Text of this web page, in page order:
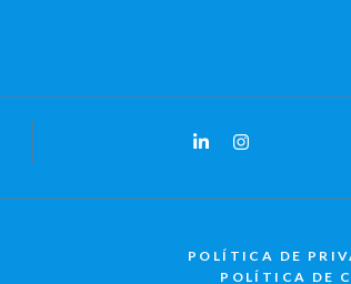
POLÍTICA DE
POLÍTICA DE